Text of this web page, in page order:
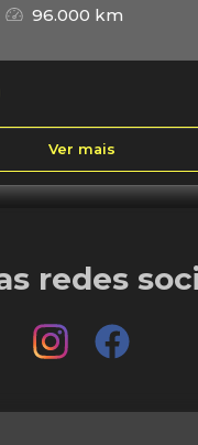
96.000 km
Ver mais
redes